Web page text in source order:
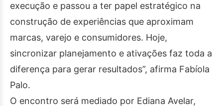
execução e passou a ter papel estratégico na
construção de experiências que aproximam
marcas, varejo e consumidores. Hoje,
sincronizar planejamento e ativações faz toda a
diferença para gerar resultados”, afirma Fabíola
Palo.
O encontro será mediado por Ediana Avelar,